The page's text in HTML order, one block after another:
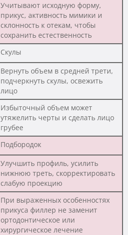
Учитывают исходную форму,
прикус, активность мимики и
склонность к отекам, чтобы
сохранить естественность
Скулы
Вернуть объем в средней трети,
подчеркнуть скулы, освежить
лицо
Избыточный объем может
утяжелить черты и сделать лицо
грубее
Подбородок
Улучшить профиль, усилить
нижнюю треть, скорректировать
слабую проекцию
При выраженных особенностях
прикуса филлер не заменит
ортодонтическое или
хирургическое лечение